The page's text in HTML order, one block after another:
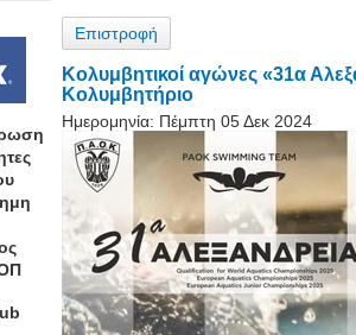
Επιστροφή
Κολυμβητικοί αγώνες «31α
Κολυμβητήριο
Ημερομηνία: Πέμπτη 05 Δεκ 2024